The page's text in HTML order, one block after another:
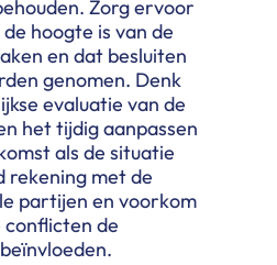
Zorg ervoor
hoogte is van de
en dat besluiten
genomen. Denk
evaluatie van de
het tijdig aanpassen
als de situatie
rekening met de
partijen en voorkom
de